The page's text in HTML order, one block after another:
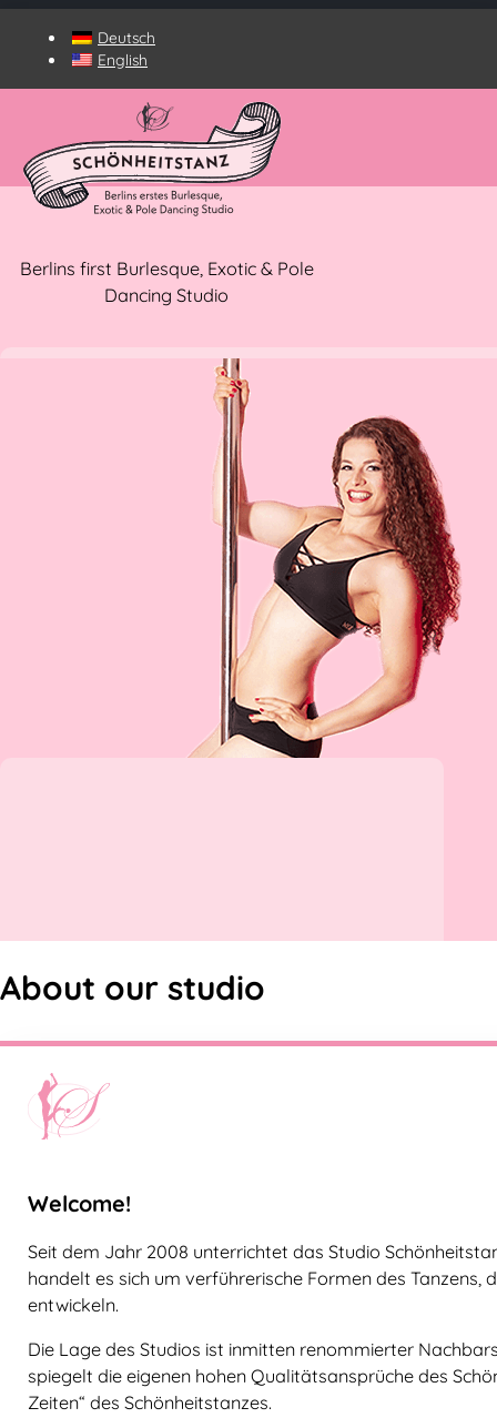
Deutsch
English
Berlins first Burlesque, Exotic & Pole
Dancing Studio
About our studio
Welcome!
Seit dem Jahr 2008 unterrichtet das Studio
handelt es sich um verführerische Formen des
entwickeln.
Die Lage des Studios ist inmitten renommierter
spiegelt die eigenen hohen Qualitätsansprüche des
Zeiten“ des Schönheitstanzes.